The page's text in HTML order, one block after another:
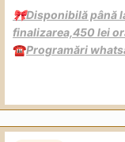
🎀Disponibilă până
finalizarea,450 lei
☎️Programări